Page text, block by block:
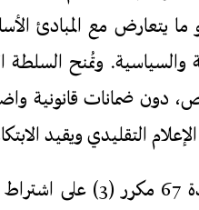
والسياسية. وتُمنح
دون ضمانات قانونية
التقليدي ويقيد
كما تنص المادة